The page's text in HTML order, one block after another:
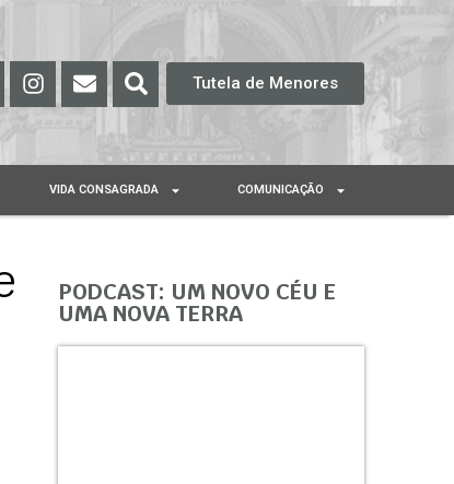
Tutela de Menores
VIDA CONSAGRADA COMUNICAÇÃO
PODCAST: UM NOVO CÉU E
UMA NOVA TERRA